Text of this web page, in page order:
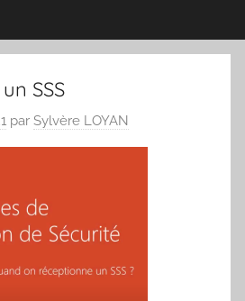
SSS
par Sylvère LOYAN